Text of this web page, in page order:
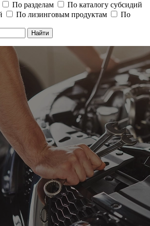
По разделам
По каталогу субсидий
По лизинговым продуктам
По
Найти